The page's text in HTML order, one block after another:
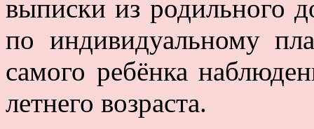
выписки из родильного
по индивидуальному
самого ребёнка
летнего возраста.